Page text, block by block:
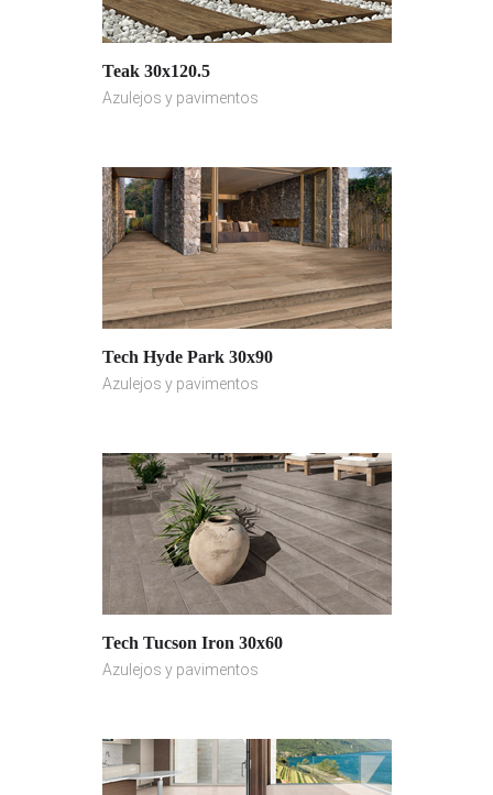
Teak 30x120.5
Azulejos y pavimentos
Tech Hyde Park 30x90
Azulejos y pavimentos
Tech Tucson Iron 30x60
Azulejos y pavimentos